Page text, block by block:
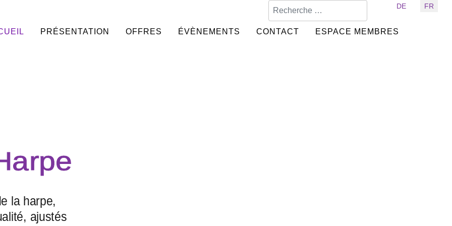
Sélectionnez votre langue
DE FR
PRÉSENTATION OFFRES ÉVÈNEMENTS CONTACT ESPACE MEMBRES